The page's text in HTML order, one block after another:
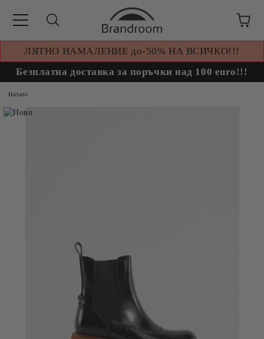
ЛЯТНО НАМАЛЕНИЕ до-50% НА ВСИЧКО!!!
Безплатна доставка за поръчки над 100 euro!!!
Начало